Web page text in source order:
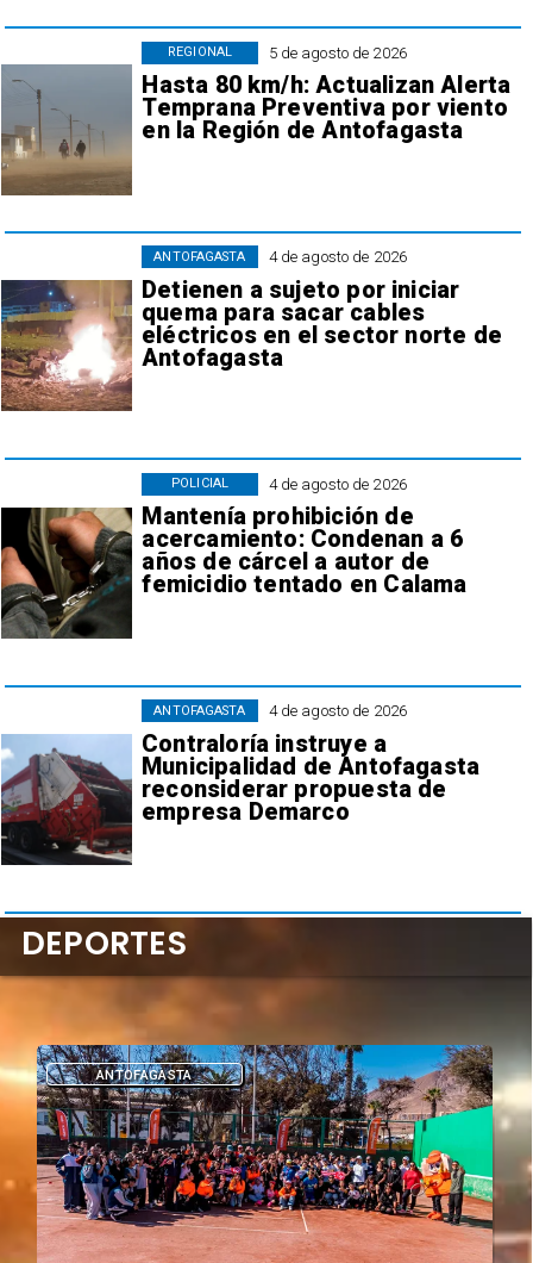
5 de agosto de 2026
Hasta 80 km/h: Actualizan Alerta
Temprana Preventiva por viento
en la Región de Antofagasta
REGIONAL
4 de agosto de 2026
Detienen a sujeto por iniciar
quema para sacar cables
eléctricos en el sector norte de
Antofagasta
ANTOFAGASTA
4 de agosto de 2026
Mantenía prohibición de
acercamiento: Condenan a 6
años de cárcel a autor de
femicidio tentado en Calama
POLICIAL
4 de agosto de 2026
Contraloría instruye a
Municipalidad de Antofagasta
reconsiderar propuesta de
empresa Demarco
ANTOFAGASTA
ANTOFAGASTA
DEPORTES